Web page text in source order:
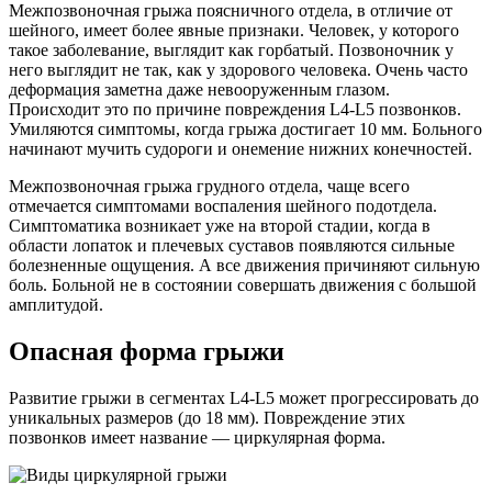
Межпозвоночная грыжа поясничного отдела, в отличие от
шейного, имеет более явные признаки. Человек, у которого
такое заболевание, выглядит как горбатый. Позвоночник у
него выглядит не так, как у здорового человека. Очень часто
деформация заметна даже невооруженным глазом.
Происходит это по причине повреждения L4-L5 позвонков.
Умиляются симптомы, когда грыжа достигает 10 мм. Больного
начинают мучить судороги и онемение нижних конечностей.
Межпозвоночная грыжа грудного отдела, чаще всего
отмечается симптомами воспаления шейного подотдела.
Симптоматика возникает уже на второй стадии, когда в
области лопаток и плечевых суставов появляются сильные
болезненные ощущения. А все движения причиняют сильную
боль. Больной не в состоянии совершать движения с большой
амплитудой.
Опасная форма грыжи
Развитие грыжи в сегментах L4-L5 может прогрессировать до
уникальных размеров (до 18 мм). Повреждение этих
позвонков имеет название — циркулярная форма.